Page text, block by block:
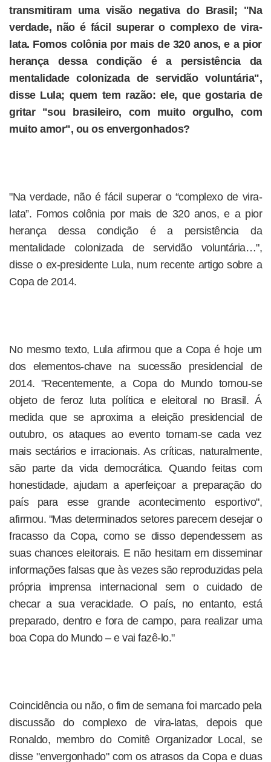
transmitiram uma visão negativa do Brasil; "Na
verdade, não é fácil superar o complexo de vira-
lata. Fomos colônia por mais de 320 anos, e a pior
herança dessa condição é a persistência da
mentalidade colonizada de servidão voluntária",
disse Lula; quem tem razão: ele, que gostaria de
gritar "sou brasileiro, com muito orgulho, com
muito amor", ou os envergonhados?
"Na verdade, não é fácil superar o “complexo de vira-
lata”. Fomos colônia por mais de 320 anos, e a pior
herança dessa condição é a persistência da
mentalidade colonizada de servidão voluntária…",
disse o ex-presidente Lula, num recente artigo sobre a
Copa de 2014.
No mesmo texto, Lula afirmou que a Copa é hoje um
dos elementos-chave na sucessão presidencial de
2014. "Recentemente, a Copa do Mundo tornou-se
objeto de feroz luta política e eleitoral no Brasil. Á
medida que se aproxima a eleição presidencial de
outubro, os ataques ao evento tornam-se cada vez
mais sectários e irracionais. As críticas, naturalmente,
são parte da vida democrática. Quando feitas com
honestidade, ajudam a aperfeiçoar a preparação do
país para esse grande acontecimento esportivo",
afirmou. "Mas determinados setores parecem desejar o
fracasso da Copa, como se disso dependessem as
suas chances eleitorais. E não hesitam em disseminar
informações falsas que às vezes são reproduzidas pela
própria imprensa internacional sem o cuidado de
checar a sua veracidade. O país, no entanto, está
preparado, dentro e fora de campo, para realizar uma
boa Copa do Mundo – e vai fazê-lo."
Coincidência ou não, o fim de semana foi marcado pela
discussão do complexo de vira-latas, depois que
Ronaldo, membro do Comitê Organizador Local, se
disse "envergonhado" com os atrasos da Copa e duas